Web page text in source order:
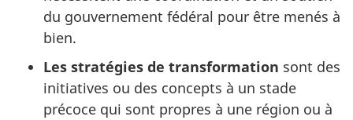
du gouvernement fédéral pour être menés à
bien.
Les stratégies de transformation sont des
initiatives ou des concepts à un stade
précoce qui sont propres à une région ou à